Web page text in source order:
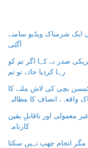
ایک شرمناک ویڈیو سامنے
آگئی
صدر نے کہا اگر تم کو
رہا کردیا جائے تو تم
بچی کی لاش ملنے کا
واقعہ، انصاف کا مطالبہ
معمولی اور ناقابلِ یقین
کارنامہ
انجام چھپ نہیں سکتا